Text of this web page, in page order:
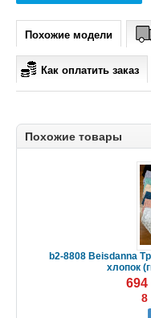
Похожие модели
Как оплатить заказ
Похожие товары
b2-8808 Beisdanna
хлопок
694
8